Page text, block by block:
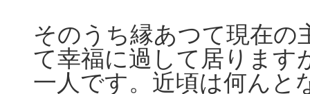
そのうち縁あつて現在の
て幸福に過して居ります
一人です。近頃は何んと